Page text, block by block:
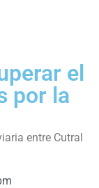
el
por la
entre Cutral